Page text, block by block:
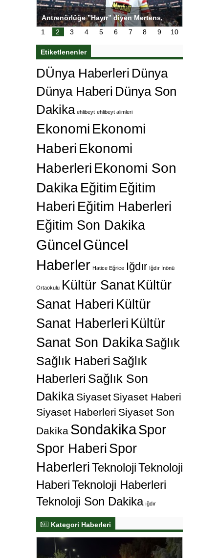
Antrenörlüğe ”Hayır” diyen Mertens,
Galatasaray’dan bakın ne istedi
1
2 3 4 5 6 7 8 9 10
Etiketlenenler
DÜnya Haberleri Dünya
Dünya Haberi Dünya Son
Dakika ehlibeyt ehlibeyt alimleri
Ekonomi Ekonomi
Haberi Ekonomi
Haberleri Ekonomi Son
Dakika Eğitim Eğitim
Haberi Eğitim Haberleri
Eğitim Son Dakika
GüncelGüncel
Haberler Hatice Eğrice Iğdır Iğdır İnönü
Ortaokulu Kültür SanatKültür
Sanat Haberi Kültür
Sanat Haberleri Kültür
Sanat Son DakikaSağlık
Sağlık Haberi Sağlık
Haberleri Sağlık Son
Dakika Siyaset Siyaset Haberi
Siyaset Haberleri Siyaset Son
Dakika SondakikaSpor
Spor Haberi Spor
HaberleriTeknolojiTeknoloji
HaberiTeknoloji Haberleri
Teknoloji Son Dakika ığdır
Kategori Haberleri